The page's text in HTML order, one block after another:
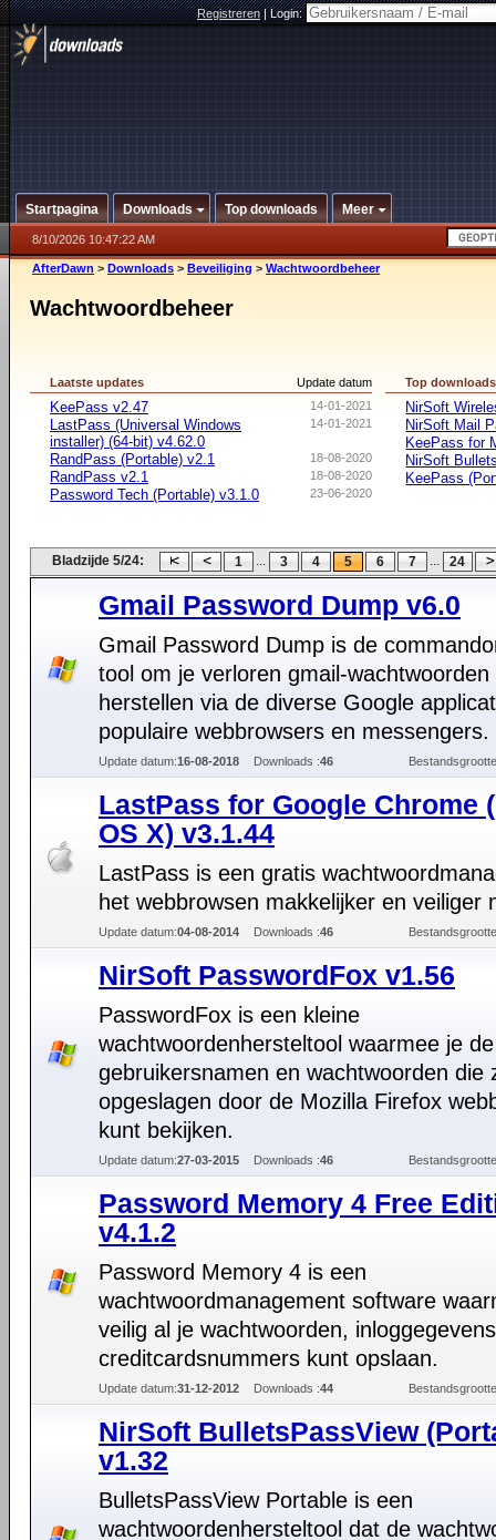
Registreren|Login:
Startpagina Downloads Top downloads Meer
8/10/2026 10:47:22 AM
AfterDawn > Downloads > Beveiliging > Wachtwoordbeheer
Wachtwoordbeheer
Update datum
Laatste updates
14-01-2021
KeePass v2.47
14-01-2021
LastPass (Universal Windows
installer) (64-bit) v4.62.0
18-08-2020
RandPass (Portable) v2.1
18-08-2020
RandPass v2.1
23-06-2020
Password Tech (Portable) v3.1.0
Top downloads
NirSoft
NirSoft Mail
KeePass for
NirSoft
KeePass
Bladzijde 5/24: 1 ... 3 4 5 6 7 ... 24
Gmail Password Dump v6.0
Gmail Password Dump is de
tool om je verloren gmail-wachtwoorden
herstellen via de diverse Google
populaire webbrowsers en messengers.
Update datum:16-08-2018 Downloads :46
LastPass for Google Chrome
OS X) v3.1.44
LastPass is een gratis
het webbrowsen makkelijker en veiliger
Update datum:04-08-2014 Downloads :46
NirSoft PasswordFox v1.56
PasswordFox is een kleine
wachtwoordenhersteltool waarmee je de
gebruikersnamen en wachtwoorden die
opgeslagen door de Mozilla Firefox
kunt bekijken.
Update datum:27-03-2015 Downloads :46
Password Memory 4 Free
v4.1.2
Password Memory 4 is een
wachtwoordmanagement software
veilig al je wachtwoorden,
creditcardsnummers kunt opslaan.
Update datum:31-12-2012 Downloads :44
NirSoft BulletsPassView
v1.32
BulletsPassView Portable is een
wachtwoordenhersteltool dat de